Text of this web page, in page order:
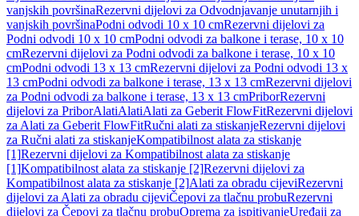
vanjskih površinaRezervni dijelovi za Odvodnjavanje unutarnjih i
vanjskih površinaPodni odvodi 10 x 10 cmRezervni dijelovi za
Podni odvodi 10 x 10 cmPodni odvodi za balkone i terase, 10 x 10
cmRezervni dijelovi za Podni odvodi za balkone i terase, 10 x 10
cmPodni odvodi 13 x 13 cmRezervni dijelovi za Podni odvodi 13 x
13 cmPodni odvodi za balkone i terase, 13 x 13 cmRezervni dijelovi
za Podni odvodi za balkone i terase, 13 x 13 cmPriborRezervni
dijelovi za PriborAlatiAlatiAlati za Geberit FlowFitRezervni dijelovi
za Alati za Geberit FlowFitRučni alati za stiskanjeRezervni dijelovi
za Ručni alati za stiskanjeKompatibilnost alata za stiskanje
[1]Rezervni dijelovi za Kompatibilnost alata za stiskanje
[1]Kompatibilnost alata za stiskanje [2]Rezervni dijelovi za
Kompatibilnost alata za stiskanje [2]Alati za obradu cijeviRezervni
dijelovi za Alati za obradu cijeviČepovi za tlačnu probuRezervni
dijelovi za Čepovi za tlačnu probuOprema za ispitivanjeUređaji za